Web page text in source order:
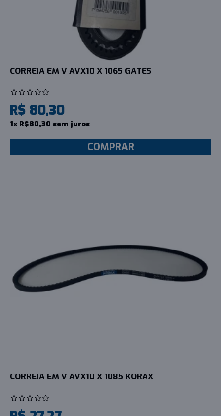
CORREIA EM V AVX10 X 1065 GATES
R$ 80,30
1x R$80,30 sem juros
COMPRAR
CORREIA EM V AVX10 X 1085 KORAX